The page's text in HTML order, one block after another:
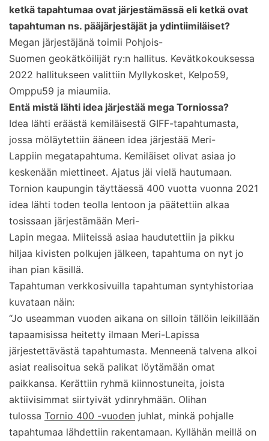
ketkä tapahtumaa ovat järjestämässä eli ketkä ovat
tapahtuman ns. pääjärjestäjät ja ydintiimiläiset?
Megan järjestäjänä toimii Pohjois-
Suomen geokätköilijät ry:n hallitus. Kevätkokouksessa
2022 hallitukseen valittiin Myllykosket, Kelpo59,
Omppu59 ja miaumiia.
Entä mistä lähti idea järjestää mega Torniossa?
Idea lähti eräästä kemiläisestä GIFF-tapahtumasta,
jossa möläytettiin ääneen idea järjestää Meri-
Lappiin megatapahtuma. Kemiläiset olivat asiaa jo
keskenään miettineet. Ajatus jäi vielä hautumaan.
Tornion kaupungin täyttäessä 400 vuotta vuonna 2021
idea lähti toden teolla lentoon ja päätettiin alkaa
tosissaan järjestämään Meri-
Lapin megaa. Miiteissä asiaa haudutettiin ja pikku
hiljaa kivisten polkujen jälkeen, tapahtuma on nyt jo
ihan pian käsillä.
Tapahtuman verkkosivuilla tapahtuman syntyhistoriaa
kuvataan näin:
“Jo useamman vuoden aikana on silloin tällöin leikillään
tapaamisissa heitetty ilmaan Meri-Lapissa
järjestettävästä tapahtumasta. Menneenä talvena alkoi
asiat realisoitua sekä palikat löytämään omat
paikkansa. Kerättiin ryhmä kiinnostuneita, joista
aktiivisimmat siirtyivät ydinryhmään. Olihan
tulossa Tornio 400 -vuoden juhlat, minkä pohjalle
tapahtumaa lähdettiin rakentamaan. Kyllähän meillä on